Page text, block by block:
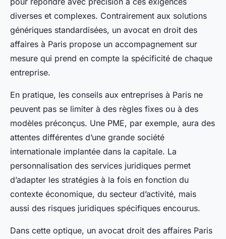
diverses et complexes. Contrairement aux solutions
génériques standardisées, un avocat en droit des
affaires à Paris propose un accompagnement sur
mesure qui prend en compte la spécificité de chaque
entreprise.
En pratique, les conseils aux entreprises à Paris ne
peuvent pas se limiter à des règles fixes ou à des
modèles préconçus. Une PME, par exemple, aura des
attentes différentes d’une grande société
internationale implantée dans la capitale. La
personnalisation des services juridiques permet
d’adapter les stratégies à la fois en fonction du
contexte économique, du secteur d’activité, mais
aussi des risques juridiques spécifiques encourus.
Dans cette optique, un avocat droit des affaires Paris